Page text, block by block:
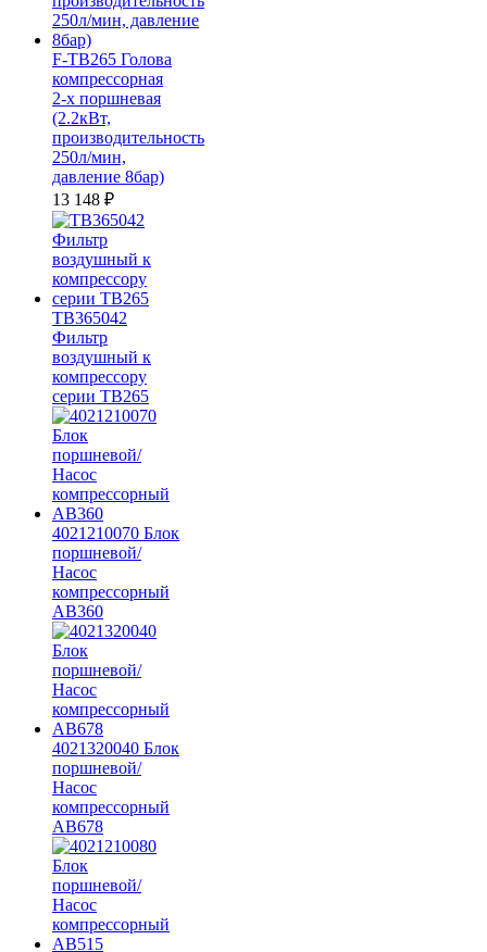
F-TB265 Голова
компрессорная
2-х поршневая
(2.2кВт,
производительность
250л/мин,
давление 8бар)
13 148 ₽
TB365042
Фильтр
воздушный к
компрессору
серии TB265
4021210070 Блок
поршневой/
Насос
компрессорный
AB360
4021320040 Блок
поршневой/
Насос
компрессорный
AB678